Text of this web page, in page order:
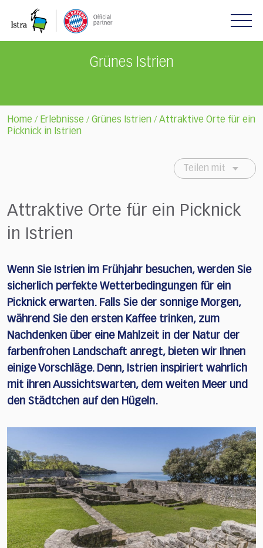
note:
Grünes Istrien
Home / Erlebnisse / Grünes Istrien / Attraktive Orte für ein
Picknick in Istrien
Teilen mit
Attraktive Orte für ein Picknick
in Istrien
Wenn Sie Istrien im Frühjahr besuchen, werden Sie
sicherlich perfekte Wetterbedingungen für ein
Picknick erwarten. Falls Sie der sonnige Morgen,
während Sie den ersten Kaffee trinken, zum
Nachdenken über eine Mahlzeit in der Natur der
farbenfrohen Landschaft anregt, bieten wir Ihnen
einige Vorschläge. Denn, Istrien inspiriert wahrlich
mit ihren Aussichtswarten, dem weiten Meer und
den Städtchen auf den Hügeln.